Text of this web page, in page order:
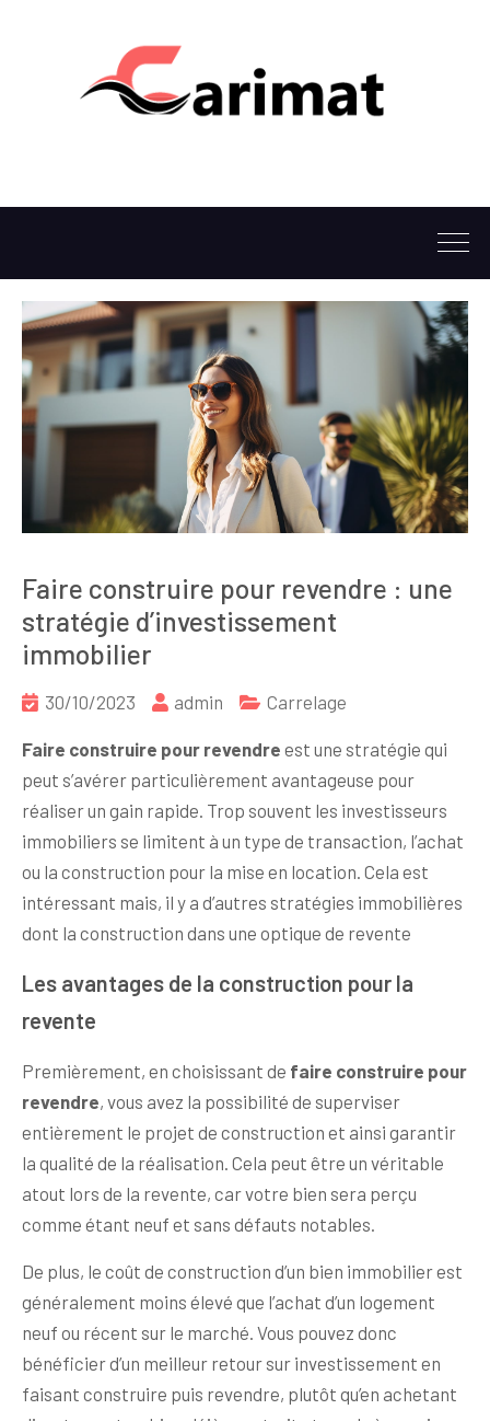
Faire construire pour revendre : une
stratégie d’investissement
immobilier
30/10/2023 admin Carrelage
Faire construire pour revendre est une stratégie qui
peut s’avérer particulièrement avantageuse pour
réaliser un gain rapide. Trop souvent les investisseurs
immobiliers se limitent à un type de transaction, l’achat
ou la construction pour la mise en location. Cela est
intéressant mais, il y a d’autres stratégies immobilières
dont la construction dans une optique de revente
Les avantages de la construction pour la
revente
Premièrement, en choisissant de faire construire pour
revendre, vous avez la possibilité de superviser
entièrement le projet de construction et ainsi garantir
la qualité de la réalisation. Cela peut être un véritable
atout lors de la revente, car votre bien sera perçu
comme étant neuf et sans défauts notables.
De plus, le coût de construction d’un bien immobilier est
généralement moins élevé que l’achat d’un logement
neuf ou récent sur le marché. Vous pouvez donc
bénéficier d’un meilleur retour sur investissement en
faisant construire puis revendre, plutôt qu’en achetant